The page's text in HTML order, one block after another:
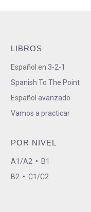
LIBROS
Español en 3-2-1
Spanish To The Point
Español avanzado
Vamos a practicar
POR NIVEL
A1/A2 • B1
B2 • C1/C2